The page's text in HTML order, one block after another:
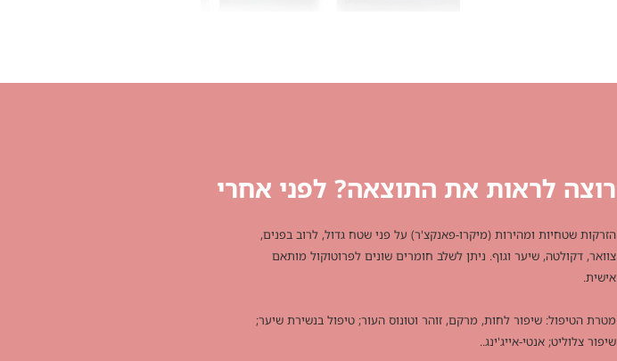
רוצה לראות את התוצאה? לפני אחרי
הזרקות שטחיות ומהירות (מיקרו-פאנקצ'ר) על פני שטח גדול, לרוב בפנים,
צוואר, דקולטה, שיער וגוף. ניתן לשלב חומרים שונים לפרוטוקול מותאם
אישית.
מטרת הטיפול: שיפור לחות, מרקם, זוהר וטונוס העור; טיפול בנשירת שיער;
שיפור צלוליט; אנטי-אייג'ינג..